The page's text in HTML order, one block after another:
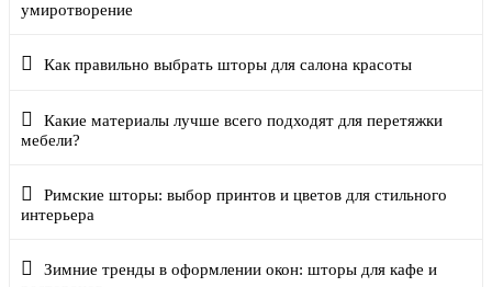
умиротворение
Как правильно выбрать шторы для салона красоты
Какие материалы лучше всего подходят для перетяжки
мебели?
Римские шторы: выбор принтов и цветов для стильного
интерьера
Зимние тренды в оформлении окон: шторы для кафе и